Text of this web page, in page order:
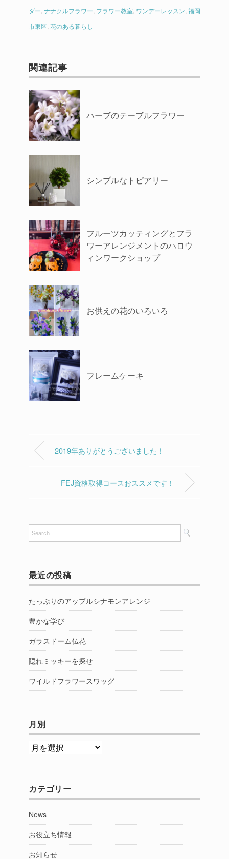
ダー ナナクルフラワー フラワー教室 ワンデーレッスン 福岡
市東区 花のある暮らし
関連記事
ハーブのテーブルフラワー
シンプルなトピアリー
フルーツカッティングとフラ
ワーアレンジメントのハロウ
ィンワークショップ
お供えの花のいろいろ
フレームケーキ
2019年ありがとうございました！
FEJ資格取得コースおススメです！
最近の投稿
たっぷりのアップルシナモンアレンジ
豊かな学び
ガラスドーム仏花
隠れミッキーを探せ
ワイルドフラワースワッグ
月別
月
カテゴリー
News
お役立ち情報
お知らせ